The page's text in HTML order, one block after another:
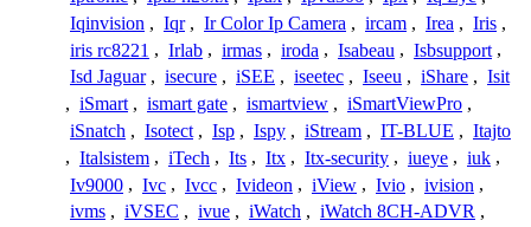
Iqinvision , Iqr , Ir Color Ip Camera , ircam , Irea , Iris ,
iris rc8221 , Irlab , irmas , iroda , Isabeau , Isbsupport ,
Isd Jaguar , isecure , iSEE , iseetec , Iseeu , iShare , Isit
, iSmart , ismart gate , ismartview , iSmartViewPro ,
iSnatch , Isotect , Isp , Ispy , iStream , IT-BLUE , Itajto
, Italsistem , iTech , Its , Itx , Itx-security , iueye , iuk ,
Iv9000 , Ivc , Ivcc , Ivideon , iView , Ivio , ivision ,
ivms , iVSEC , ivue , iWatch , iWatch 8CH-ADVR ,